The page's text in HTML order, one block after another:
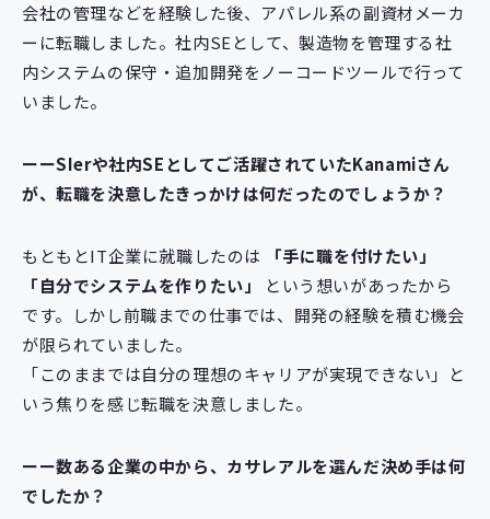
会社の管理などを経験した後、アパレル系の副資材メーカ
ーに転職しました。社内SEとして、製造物を管理する社
内システムの保守・追加開発をノーコードツールで行って
いました。
ーーSIerや社内SEとしてご活躍されていたKanamiさん
が、転職を決意したきっかけは何だったのでしょうか？
もともとIT企業に就職したのは
「手に職を付けたい」
「自分でシステムを作りたい」
という想いがあったから
です。しかし前職までの仕事では、開発の経験を積む機会
が限られていました。
「このままでは自分の理想のキャリアが実現できない」と
いう焦りを感じ転職を決意しました。
ーー数ある企業の中から、カサレアルを選んだ決め手は何
でしたか？